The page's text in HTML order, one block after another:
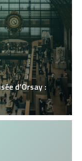
d’Orsay :